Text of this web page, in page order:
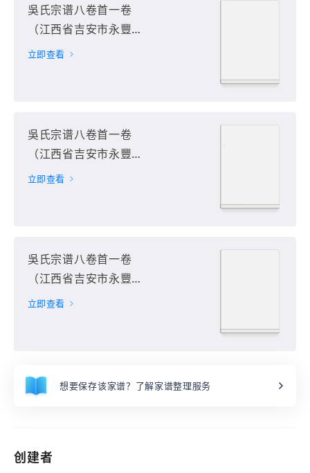
吳氏宗谱八卷首一卷
（江西省吉安市永豐
縣）第4册
立即查看
吳氏宗谱八卷首一卷
（江西省吉安市永豐
縣）第5册
立即查看
吳氏宗谱八卷首一卷
（江西省吉安市永豐
縣）第6册
立即查看
想要保存该家谱？了解家谱整理服务
创建者